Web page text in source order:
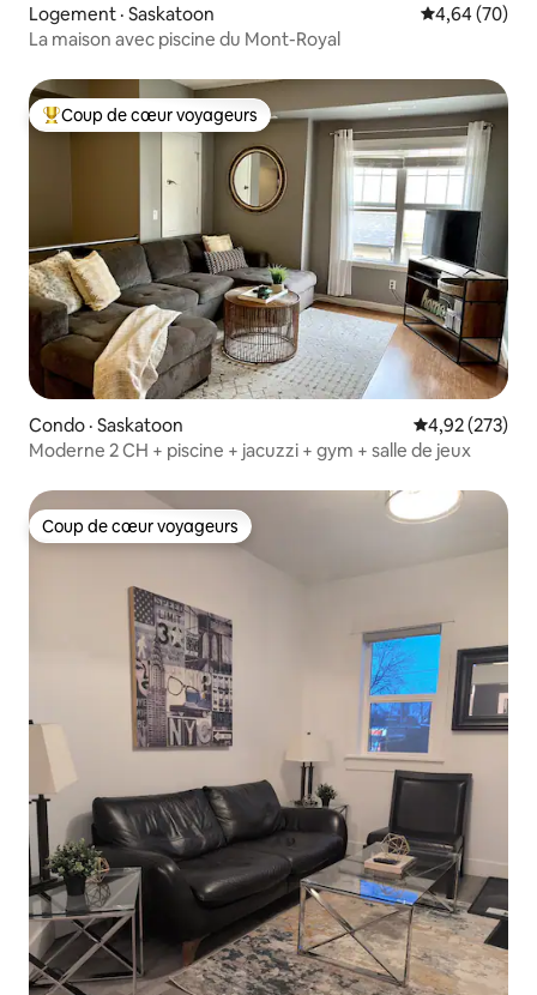
Logement · Saskatoon Note
4,64 (70)
La maison avec piscine du Mont-Royal
Coup de cœur voyageurs parmi les plus aimés
Coup de cœur voyageurs
Condo · Saskatoon Note
4,92 (273)
Moderne 2 CH + piscine + jacuzzi + gym + salle de jeux
Coup de cœur voyageurs
Coup de cœur voyageurs